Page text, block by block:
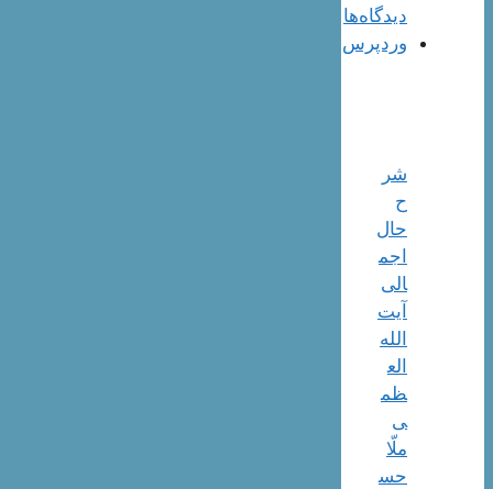
دیدگاه‌ها
وردپرس
شر
ح
حال
اجم
الی
آیت‌
الله‌
الع
ظم
ی
ملّا
حس